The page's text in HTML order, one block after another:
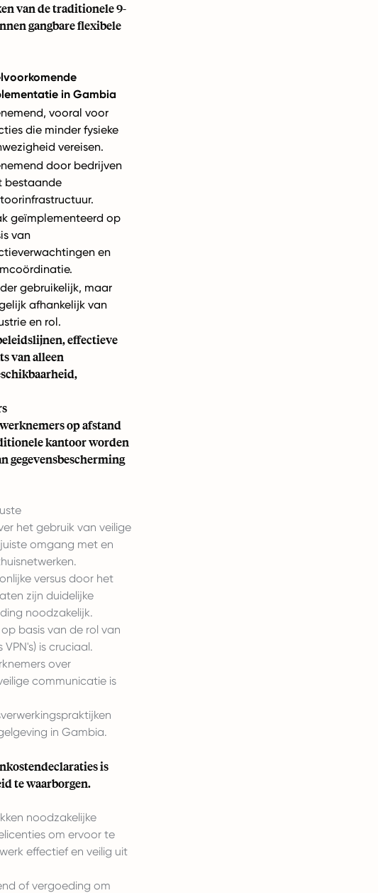
van de traditionele 9-
gangbare flexibele
in Gambia
vooral voor
die minder fysieke
vereisen.
door bedrijven
bestaande
geïmplementeerd op
van
en
gebruikelijk, maar
afhankelijk van
en rol.
effectieve
van alleen
op afstand
kantoor worden
gegevensbescherming
het gebruik van veilige
omgang met en
versus door het
zijn duidelijke
noodzakelijk.
basis van de rol van
is cruciaal.
over
communicatie is
in Gambia.
is
te waarborgen.
noodzakelijke
om ervoor te
effectief en veilig uit
of vergoeding om